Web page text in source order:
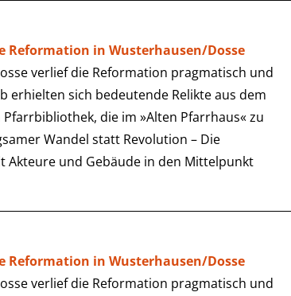
Reformation in Wusterhausen/Dosse
verlief die Reformation pragmatisch und
erhielten sich bedeutende Relikte aus dem
die im »Alten Pfarrhaus« zu
Wandel statt Revolution – Die
Akteure und Gebäude in den Mittelpunkt
Reformation in Wusterhausen/Dosse
verlief die Reformation pragmatisch und